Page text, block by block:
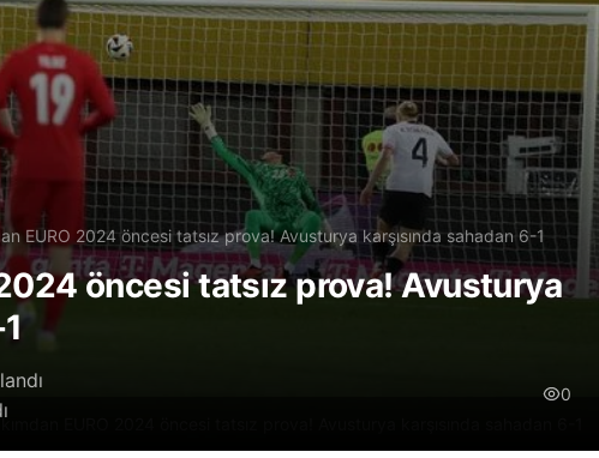
EURO 2024 öncesi tatsız prova! Avusturya karşısında sahadan 6-1
EURO 2024 öncesi tatsız prova! Avusturya karşısında sahadan 6-1
öncesi tatsız prova! Avusturya
0